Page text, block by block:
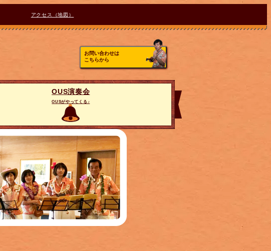
アクセス（地図）
お問い合わせは
こちらから
OUS演奏会
OUSがやってくる♪